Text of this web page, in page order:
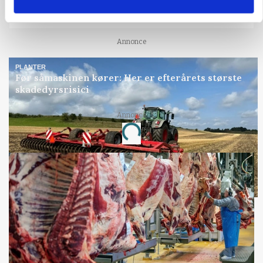
Snart kan man søge tilskud til naturprojekter
Annonce
PLANTER
Før såmaskinen kører: Her er efterårets største
skadedyrsrisici
Annonce
Loading...